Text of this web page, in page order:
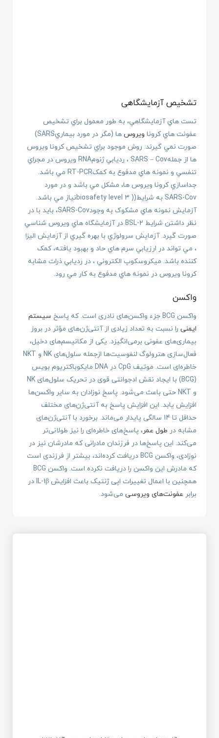
تشخيص آزمايشگاهی
تست هاي آزمايشگاهي، به طور معمول براي تشخيص
عفونت هاي کرونا ويروس
ها (مگر در مورد بيماريSARS)
صورت نمي گيرند. روش موجود براي تشخيص کرونا ويروس
ها از جملهSARS – Cov ، رديابي ژنومRNA ويروس در مجراي
تنفسي و نمونه هاي مدفوع به کمکRT-PCR مي باشد.
جداسازي کرونا ويروس ها، مشکل مي باشد و در مورد
SARS-Cov به شرايط(( biosafety level 3نياز مي باشد.
آزمايش نمونه هاي مشکوک به وجودSARS-Cov، بايد با در
نظر داشتن شرايط BSL-2 در آزمايشگاه هاي ويروس شناسي
صورت گيرد. آزمايش سرولوژي با بهره گيري از آزمايش اليزا
، مي تواند در ارزيابي سرم هاي حاد و بهبود يافته، کمک
کننده باشد. ميکروسکوپ الکتروني ، در رديابي ذرات مشابه
کرونا ويروس در نمونه هاي مدفوع به کار مي رود.
واکسن
واکسن BCG جزء واکسن‌های نادری است. که پاسخ
سیستم
ایمنیرا نسبت به تعداد زیادی از آنتی‌ژن‌های مؤثر در بروز
بیماری‌های عفونی برمی‌انگیزد. یکی از مکانیسم‌های دخیل،
فعال‌سازی هترولوگ لنفوسیت‌ها ازجمله سلول‌های NK و NKT
خاطره‌ای است. موتیف CpG در DNA مایکوباکتریوم بویس
(BCG) با ایجاد نقش ادجوانتی قوی در تحریک سلول‌های NK
و NKT حتی باعث می‌شود. پاسخ نوزادان به سایر واکسن‌ها
افزایش یابد. این افزایش پاسخ به آنتی‌ژن‌های مختلف
حداقل تا 14 سالگی پایدار می‌ماند. برخورد با آنتی‌ژن‌های
مشابه در طول عمر، پاسخ‌های خاطره‌ای را نیز طولانی‌تر
می‌کند. این پاسخ‌ها در فرزندان مادرانی که مادرشان نیز در
نوزادی، واکسن BCG دریافت کرده‌اند، بیشتر از فرزندی است
که مادرش این واکسن را دریافت نکرده است. واکسن BCG
همچنین با اعمال تغییرات اپی ژنتیک باعث افزایش IL-1β در
برابر عفونت‌های ویروسیمی‌شود.